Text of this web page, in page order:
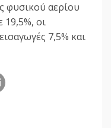
φυσικού αερίου
19,5%, οι
7,5% και